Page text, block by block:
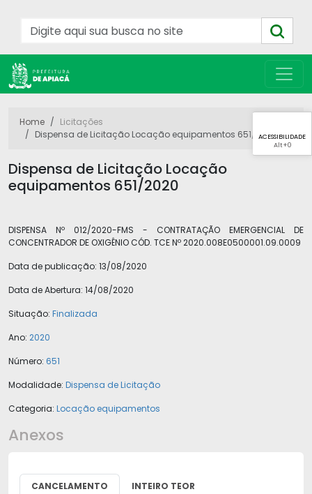
ACESSIBILIDADE
Alt+0
Home
Licitações
Dispensa de Licitação Locação equipamentos 651/2020
Dispensa de Licitação Locação
equipamentos 651/2020
DISPENSA Nº 012/2020-FMS - CONTRATAÇÃO EMERGENCIAL DE
CONCENTRADOR DE OXIGÊNIO CÓD. TCE Nº 2020.008E0500001.09.0009
Data de publicação: 13/08/2020
Data de Abertura: 14/08/2020
Situação: Finalizada
Ano: 2020
Número: 651
Modalidade: Dispensa de Licitação
Categoria: Locação equipamentos
Anexos
CANCELAMENTO INTEIRO TEOR